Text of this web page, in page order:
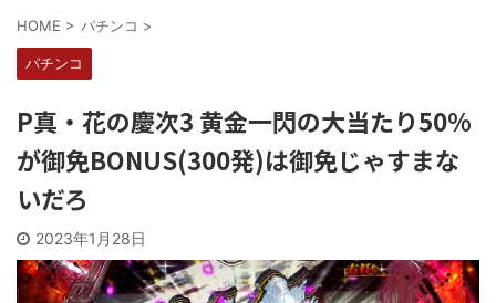
HOME > パチンコ >
パチンコ
P真・花の慶次3 黄金一閃の大当たり50%
が御免BONUS(300発)は御免じゃすまな
いだろ
2023年1月28日